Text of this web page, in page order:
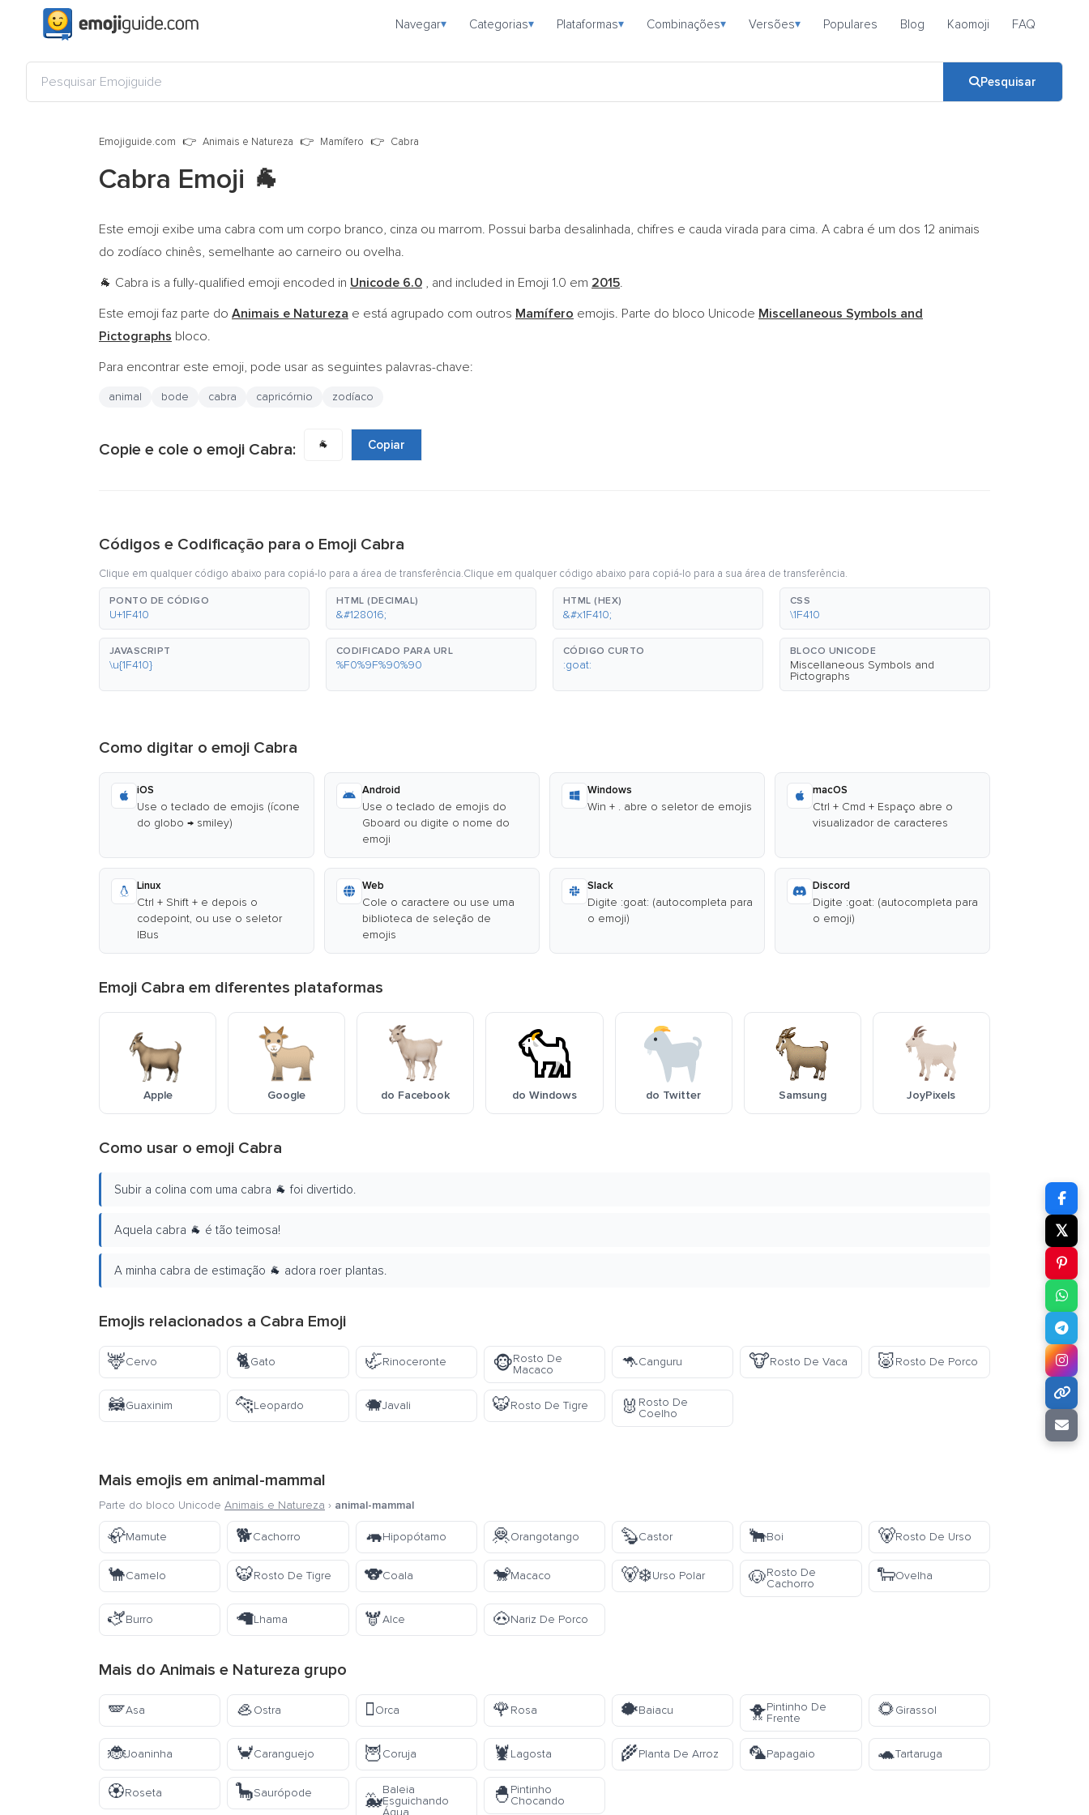
Navegar▾ Categorias▾ Plataformas▾ Combinações▾ Versões▾ Populares Blog Kaomoji FAQ
Pesquisar
Emojiguide.com Animais e Natureza Mamífero Cabra
Cabra Emoji 🐐
Este emoji exibe uma cabra com um corpo branco, cinza ou marrom. Possui barba desalinhada, chifres e cauda virada para cima. A cabra é um dos 12 animais
do zodíaco chinês, semelhante ao carneiro ou ovelha.
🐐 Cabra is a fully-qualified emoji encoded in Unicode 6.0 , and included in Emoji 1.0 em 2015.
Este emoji faz parte do Animais e Natureza e está agrupado com outros Mamífero emojis. Parte do bloco Unicode Miscellaneous Symbols and
Pictographs bloco.
Para encontrar este emoji, pode usar as seguintes palavras-chave:
animal bode cabra capricórnio zodíaco
Copie e cole o emoji Cabra: 🐐 Copiar
Códigos e Codificação para o Emoji Cabra
Clique em qualquer código abaixo para copiá-lo para a área de transferência.Clique em qualquer código abaixo para copiá-lo para a sua área de transferência.
PONTO DE CÓDIGO
U+1F410
HTML (DECIMAL)
&#128016;
HTML (HEX)
&#x1F410;
CSS
\1F410
JAVASCRIPT
\u{1F410}
CODIFICADO PARA URL
%F0%9F%90%90
CÓDIGO CURTO
:goat:
BLOCO UNICODE
Miscellaneous Symbols and
Pictographs
Como digitar o emoji Cabra
iOS
Use o teclado de emojis (ícone
do globo → smiley)
Android
Use o teclado de emojis do
Gboard ou digite o nome do
emoji
Windows
Win + . abre o seletor de emojis
macOS
Ctrl + Cmd + Espaço abre o
visualizador de caracteres
Linux
Ctrl + Shift + e depois o
codepoint, ou use o seletor
IBus
Web
Cole o caractere ou use uma
biblioteca de seleção de
emojis
Slack
Digite :goat: (autocompleta para
o emoji)
Discord
Digite :goat: (autocompleta para
o emoji)
Emoji Cabra em diferentes plataformas
Apple Google do Facebook do Windows do Twitter Samsung JoyPixels
Como usar o emoji Cabra
Subir a colina com uma cabra 🐐 foi divertido.
Aquela cabra 🐐 é tão teimosa!
A minha cabra de estimação 🐐 adora roer plantas.
Emojis relacionados a Cabra Emoji
🦌Cervo 🐈Gato 🦏Rinoceronte 🐵Rosto De
Macaco
🦘Canguru 🐮Rosto De Vaca 🐷Rosto De Porco
🦝Guaxinim 🐆Leopardo 🐗Javali 🐯Rosto De Tigre 🐰 Rosto De
Coelho
Mais emojis em animal-mammal
Parte do bloco Unicode Animais e Natureza › animal-mammal
🦣Mamute 🐕Cachorro 🦛Hipopótamo 🦧Orangotango 🦫Castor 🐂Boi 🐻Rosto De Urso
🐪Camelo 🐯Rosto De Tigre 🐨Coala 🐒Macaco 🐻‍❄️Urso Polar 🐶Rosto De
Cachorro
🐑Ovelha
🫏Burro 🦙Lhama 🫎Alce 🐽Nariz De Porco
Mais do Animais e Natureza grupo
🪽Asa 🦪Ostra 🫍Orca 🌹Rosa 🐡Baiacu 🐥Pintinho De
Frente
🌻Girassol
🐞Joaninha 🦀Caranguejo 🦉Coruja 🦞Lagosta 🌾Planta De Arroz 🦜Papagaio 🐢Tartaruga
🏵️Roseta 🦕Saurópode 🐳
Baleia
Esguichando
Água
🐣Pintinho
Chocando
𝕏